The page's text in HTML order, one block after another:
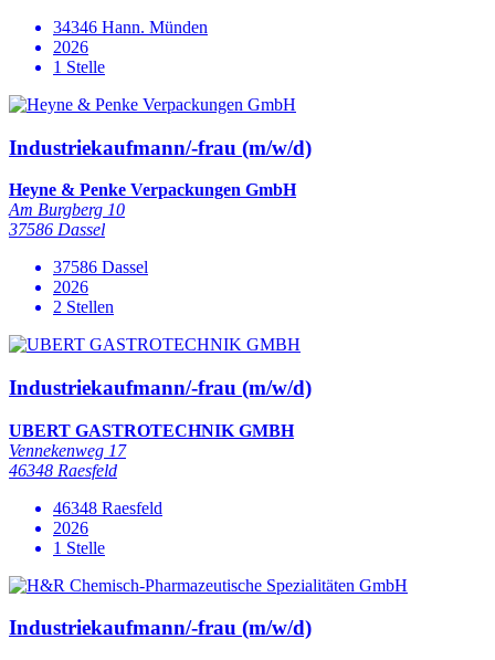
34346 Hann. Münden
2026
1 Stelle
Industriekaufmann/-frau (m/w/d)
Heyne & Penke Verpackungen GmbH
Am Burgberg 10
37586 Dassel
37586 Dassel
2026
2 Stellen
Industriekaufmann/-frau (m/w/d)
UBERT GASTROTECHNIK GMBH
Vennekenweg 17
46348 Raesfeld
46348 Raesfeld
2026
1 Stelle
Industriekaufmann/-frau (m/w/d)